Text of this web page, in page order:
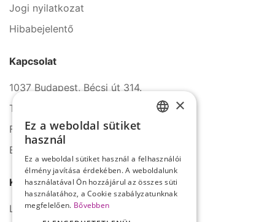
Jogi nyilatkozat
Hibabejelentő
Kapcsolat
1037 Budapest, Bécsi út 314.
Tel.: +36 1 272 2140
Fax: +36 1 272 2150
E-mail: info@serco.hu
Kövessen minket
LinkedIn
×
Ez a weboldal sütiket
használ
Ez a weboldal sütiket használ a felhasználói
élmény javítása érdekében. A weboldalunk
használatával Ön hozzájárul az összes süti
használatához, a Cookie szabályzatunknak
megfelelően. Bővebben